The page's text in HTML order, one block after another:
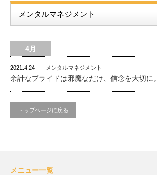
メンタルマネジメント
4月
2021.4.24 メンタルマネジメント
余計なプライドは邪魔なだけ、信念を大切に。
トップページに戻る
メニュー一覧